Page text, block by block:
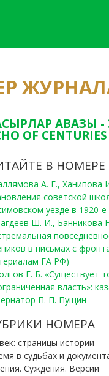
АВАЗЫ -
OF
В НОМЕРЕ
А. Г.,
советской
уезде в 1920-е
Ш. И., Банникова
в письмах с
ГА РФ)
Е. Б. «Существует
власть»:
П. П. Пущин
НОМЕРА
страницы истории
в судьбах и
Суждения. Версии